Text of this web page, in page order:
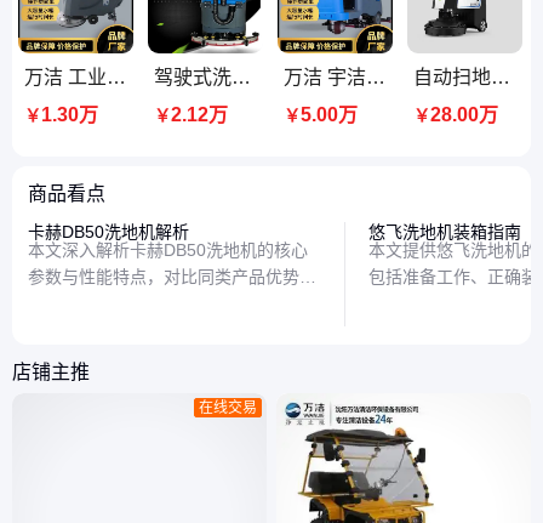
万洁 工业级手推式洗地机 i3 商用洗扫一体机 清洁效率高
￥1.30万
驾驶式洗地机ICS i5 多场景适用 效率高 噪音低 节能 耐用 万洁
￥2.12万
万洁 宇洁星I7洗地机 驾驶式洗地 机 高效清洁 噪音低
￥5.00万
自动扫地机器人工业洗地机厂家批发 操作简单 多传感器
￥28.00万
商品看点
卡赫DB50洗地机解析
本文深入解析卡赫DB50洗地机的核心
参数与性能特点，对比同类产品优势，
悠飞洗地机装箱指南
本文提供悠飞洗地机
包括准备工作、正确
店铺主推
在线交易